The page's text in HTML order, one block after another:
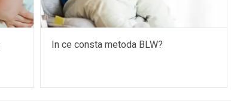
In ce consta metoda BLW?